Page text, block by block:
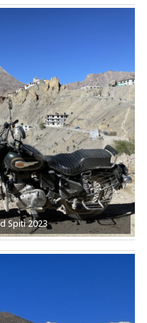
Spiti 2023